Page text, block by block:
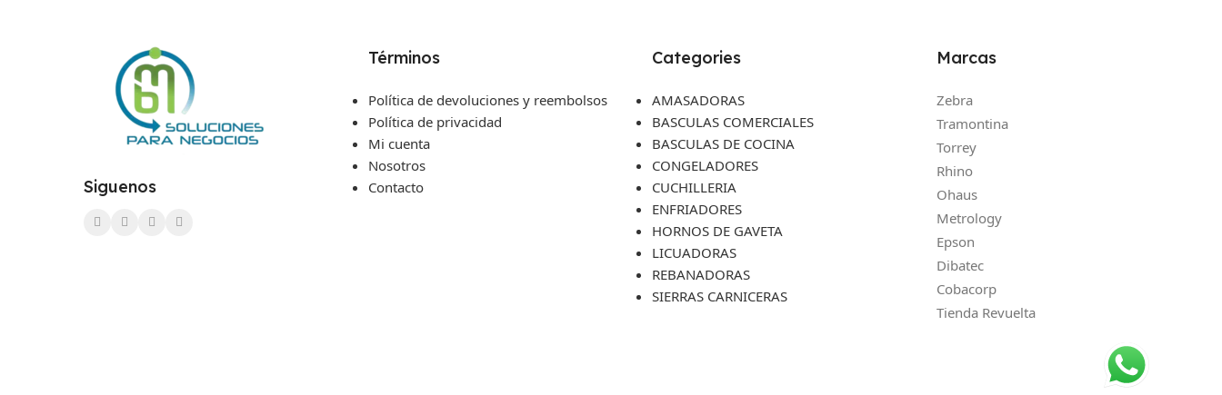
Siguenos
Términos
Política de devoluciones y reembolsos
Política de privacidad
Mi cuenta
Nosotros
Contacto
Categories
AMASADORAS
BASCULAS COMERCIALES
BASCULAS DE COCINA
CONGELADORES
CUCHILLERIA
ENFRIADORES
HORNOS DE GAVETA
LICUADORAS
REBANADORAS
SIERRAS CARNICERAS
Marcas
Zebra
Tramontina
Torrey
Rhino
Ohaus
Metrology
Epson
Dibatec
Cobacorp
Tienda Revuelta